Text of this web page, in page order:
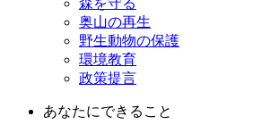
森を守る
奥山の再生
野生動物の保護
環境教育
政策提言
あなたにできること